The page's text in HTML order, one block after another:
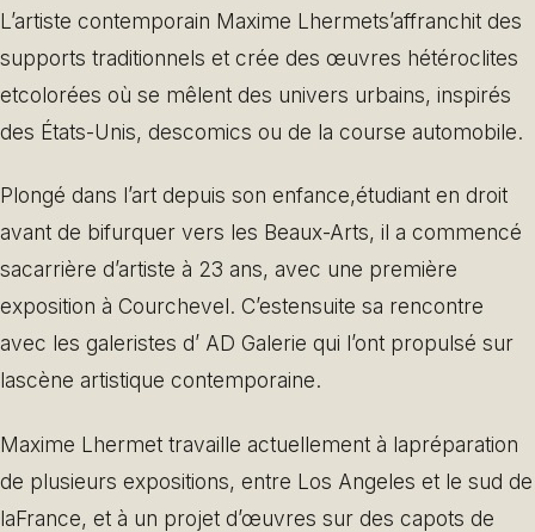
L’artiste contemporain Maxime Lhermets’affranchit des
supports traditionnels et crée des œuvres hétéroclites
etcolorées où se mêlent des univers urbains, inspirés
des États-Unis, descomics ou de la course automobile.
Plongé dans l’art depuis son enfance,étudiant en droit
avant de bifurquer vers les Beaux-Arts, il a commencé
sacarrière d’artiste à 23 ans, avec une première
exposition à Courchevel. C’estensuite sa rencontre
avec les galeristes d’ AD Galerie qui l’ont propulsé sur
lascène artistique contemporaine.
Maxime Lhermet travaille actuellement à lapréparation
de plusieurs expositions, entre Los Angeles et le sud de
laFrance, et à un projet d’œuvres sur des capots de